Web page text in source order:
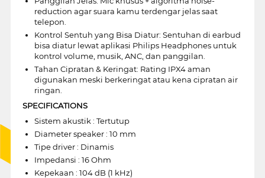
reduction agar suara kamu terdengar jelas saat
telepon.
Kontrol Sentuh yang Bisa Diatur: Sentuhan di earbud
bisa diatur lewat aplikasi Philips Headphones untuk
kontrol volume, musik, ANC, dan panggilan.
Tahan Cipratan & Keringat: Rating IPX4 aman
digunakan meski berkeringat atau kena cipratan air
ringan.
SPECIFICATIONS
Sistem akustik : Tertutup
Diameter speaker : 10 mm
Tipe driver : Dinamis
Impedansi : 16 Ohm
Kepekaan : 104 dB (1 kHz)